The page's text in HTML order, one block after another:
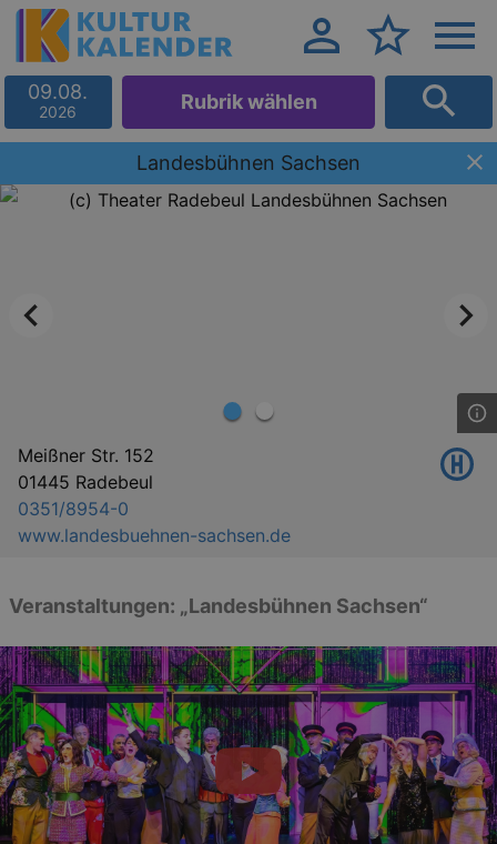
09.08.
2026 Rubrik wählen
Landesbühnen Sachsen
Meißner Str. 152
01445 Radebeul
0351/8954-0
www.landesbuehnen-sachsen.de
Veranstaltungen: „Landesbühnen Sachsen“